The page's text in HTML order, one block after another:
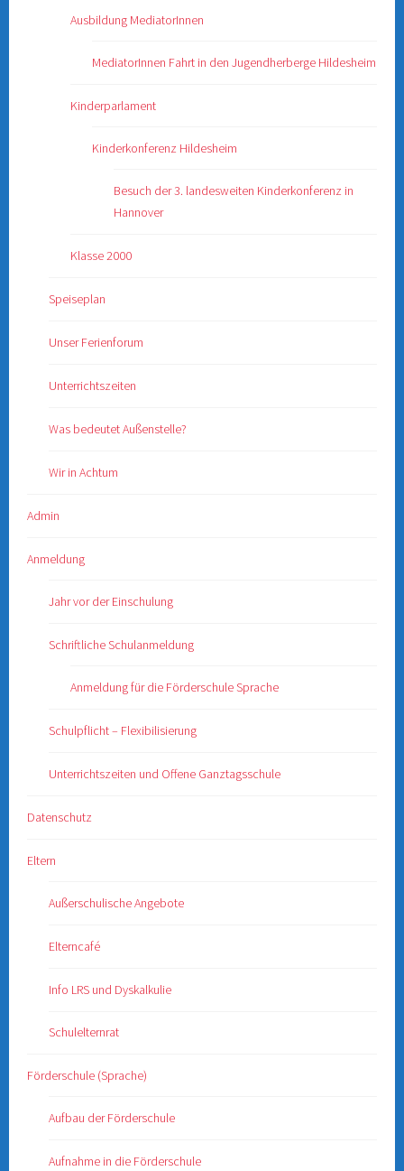
Ausbildung MediatorInnen
MediatorInnen Fahrt in den Jugendherberge Hildesheim
Kinderparlament
Kinderkonferenz Hildesheim
Besuch der 3. landesweiten Kinderkonferenz in
Hannover
Klasse 2000
Speiseplan
Unser Ferienforum
Unterrichtszeiten
Was bedeutet Außenstelle?
Wir in Achtum
Admin
Anmeldung
Jahr vor der Einschulung
Schriftliche Schulanmeldung
Anmeldung für die Förderschule Sprache
Schulpflicht – Flexibilisierung
Unterrichtszeiten und Offene Ganztagsschule
Datenschutz
Eltern
Außerschulische Angebote
Elterncafé
Info LRS und Dyskalkulie
Schulelternrat
Förderschule (Sprache)
Aufbau der Förderschule
Aufnahme in die Förderschule